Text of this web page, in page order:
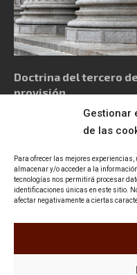
Gestionar
de las
Para ofrecer las mejores
almacenar y/o acceder a la
tecnologías nos permitirá procesar
identificaciones únicas en este sitio.
afectar negativamente a ciertas
Doctrina del tercero
provisión
Política de privacidad